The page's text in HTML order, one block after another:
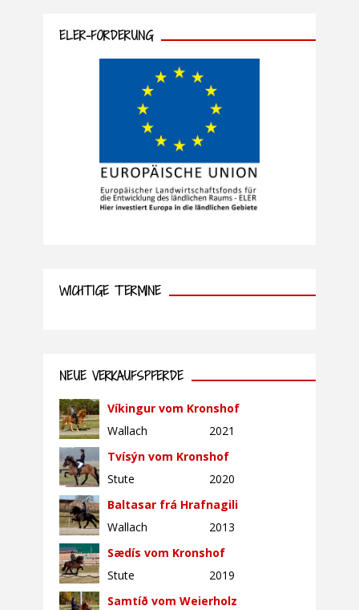
ELER-FÖRDERUNG
WICHTIGE TERMINE
NEUE VERKAUFSPFERDE
Víkingur vom Kronshof
Wallach
2021
Tvísýn vom Kronshof
Stute
2020
Baltasar frá Hrafnagili
Wallach
2013
Sædís vom Kronshof
Stute
2019
Samtíð vom Weierholz